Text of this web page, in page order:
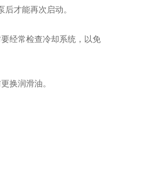
才能再次启动。
经常检查冷却系统，以免
换润滑油。